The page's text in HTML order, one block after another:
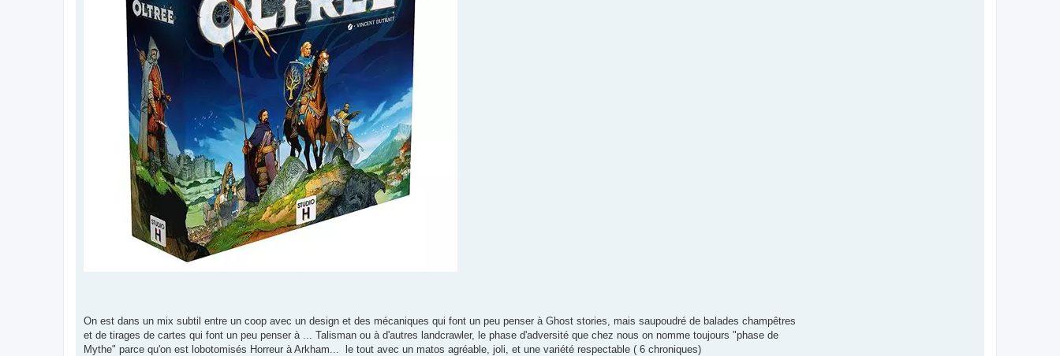
On est dans un mix subtil entre un coop avec un design et des mécaniques qui font un peu penser à Ghost stories, mais saupoudré de balades champêtres
et de tirages de cartes qui font un peu penser à ... Talisman ou à d'autres landcrawler, le phase d'adversité que chez nous on nomme toujours "phase de
Mythe" parce qu'on est lobotomisés Horreur à Arkham... le tout avec un matos agréable, joli, et une variété respectable ( 6 chroniques)